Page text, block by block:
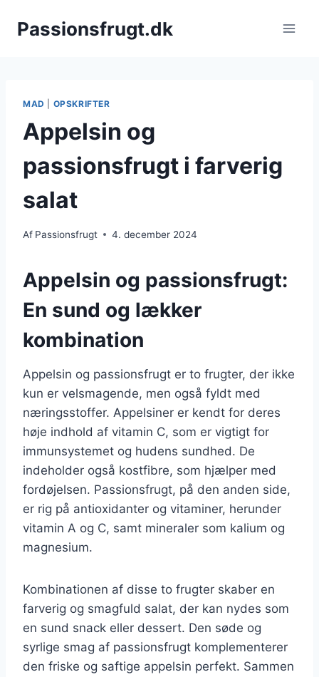
Passionsfrugt.dk
MAD OPSKRIFTER
Appelsin og
passionsfrugt i farverig
salat
Af Passionsfrugt 4. december 2024
Appelsin og passionsfrugt:
En sund og lækker
kombination
Appelsin og passionsfrugt er to frugter, der ikke
kun er velsmagende, men også fyldt med
næringsstoffer. Appelsiner er kendt for deres
høje indhold af vitamin C, som er vigtigt for
immunsystemet og hudens sundhed. De
indeholder også kostfibre, som hjælper med
fordøjelsen. Passionsfrugt, på den anden side,
er rig på antioxidanter og vitaminer, herunder
vitamin A og C, samt mineraler som kalium og
magnesium.
Kombinationen af disse to frugter skaber en
farverig og smagfuld salat, der kan nydes som
en sund snack eller dessert. Den søde og
syrlige smag af passionsfrugt komplementerer
den friske og saftige appelsin perfekt. Sammen